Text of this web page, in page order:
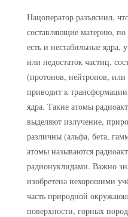
Нацоператор разъяснил,
составляющие материю,
есть и нестабильные ядра,
или недостаток частиц,
(протонов, нейтронов,
приводит к трансформации
ядра. Такие атомы
выделяют излучение,
различны (альфа, бета,
атомы называются
радионуклидами. Важно
изобретена нехорошими
часть природной
поверхности, горных